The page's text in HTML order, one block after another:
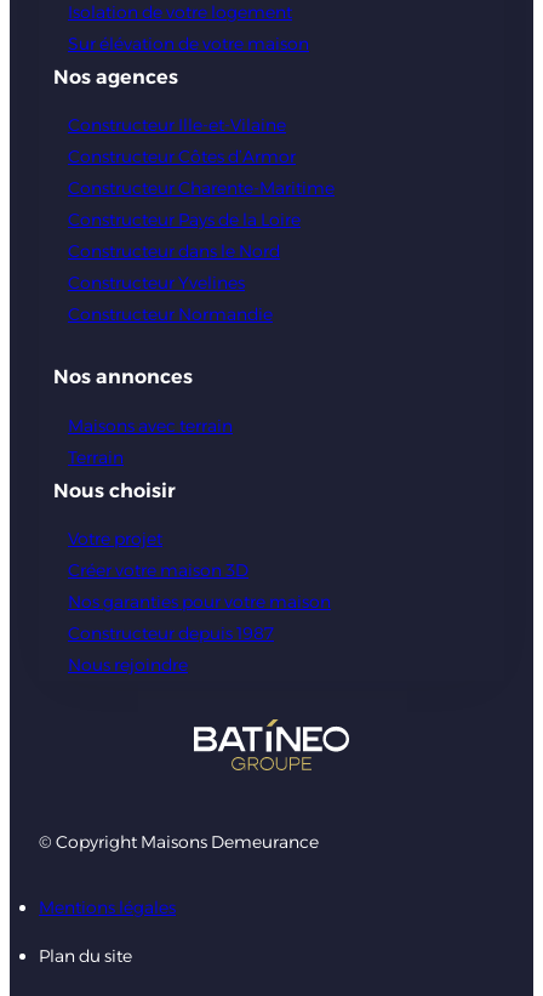
Isolation de votre logement
Sur élévation de votre maison
Nos agences
Constructeur Ille-et-Vilaine
Constructeur Côtes d’Armor
Constructeur Charente-Maritime
Constructeur Pays de la Loire
Constructeur dans le Nord
Constructeur Yvelines
Constructeur Normandie
Nos annonces
Maisons avec terrain
Terrain
Nous choisir
Votre projet
Créer votre maison 3D
Nos garanties pour votre maison
Constructeur depuis 1987
Nous rejoindre
© Copyright Maisons Demeurance
Mentions légales
Plan du site